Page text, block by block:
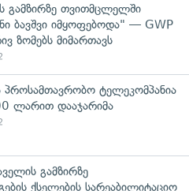
გამზირზე თვითმცლელში
ბავშვი იმყოფებოდა" — GWP
ზომებს მიმართავს
ტელეკომპანია
ლარით დააჯარიმა
გამზირზე
ქსელების სარეაბილიტაციო